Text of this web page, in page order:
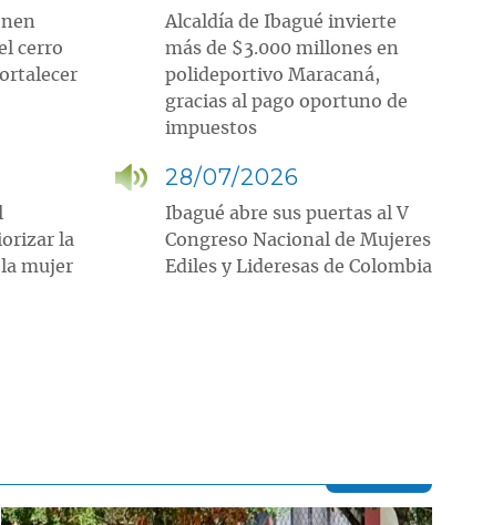
cerro
Alcaldía de Ibagué invierte
más de $3.000 millones en
polideportivo Maracaná,
gracias al pago oportuno de
impuestos
la
mujer
28/07/2026
Ibagué abre sus puertas al V
Congreso Nacional de Mujeres
Ediles y Lideresas de Colombia
Contenido multimedia principal